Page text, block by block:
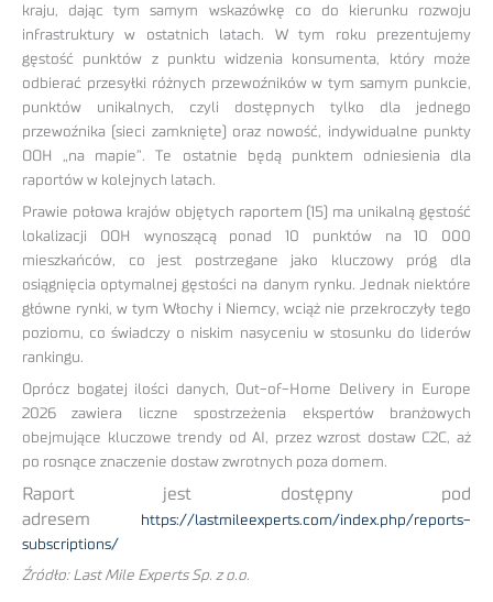
kraju, dając tym samym wskazówkę co do kierunku rozwoju
infrastruktury w ostatnich latach. W tym roku prezentujemy
gęstość punktów z punktu widzenia konsumenta, który może
odbierać przesyłki różnych przewoźników w tym samym punkcie,
punktów unikalnych, czyli dostępnych tylko dla jednego
przewoźnika (sieci zamknięte) oraz nowość, indywidualne punkty
OOH „na mapie”. Te ostatnie będą punktem odniesienia dla
raportów w kolejnych latach.
Prawie połowa krajów objętych raportem (15) ma unikalną gęstość
lokalizacji OOH wynoszącą ponad 10 punktów na 10 000
mieszkańców, co jest postrzegane jako kluczowy próg dla
osiągnięcia optymalnej gęstości na danym rynku. Jednak niektóre
główne rynki, w tym Włochy i Niemcy, wciąż nie przekroczyły tego
poziomu, co świadczy o niskim nasyceniu w stosunku do liderów
rankingu.
Oprócz bogatej ilości danych, Out-of-Home Delivery in Europe
2026 zawiera liczne spostrzeżenia ekspertów branżowych
obejmujące kluczowe trendy od AI, przez wzrost dostaw C2C, aż
po rosnące znaczenie dostaw zwrotnych poza domem.
Raport jest dostępny pod
adresem
https://lastmileexperts.com/index.php/reports-
subscriptions/
Źródło: Last Mile Experts Sp. z o.o.